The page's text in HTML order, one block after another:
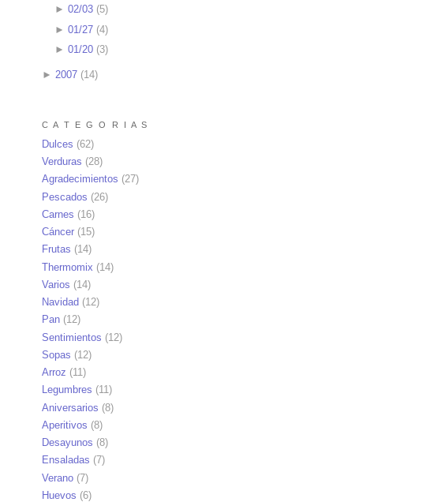
► 02/03(5)
► 01/27(4)
► 01/20(3)
► 2007 (14)
C A T E G O R I A S
Dulces (62)
Verduras (28)
Agradecimientos (27)
Pescados (26)
Carnes (16)
Cáncer (15)
Frutas (14)
Thermomix (14)
Varios (14)
Navidad (12)
Pan (12)
Sentimientos (12)
Sopas (12)
Arroz (11)
Legumbres (11)
Aniversarios (8)
Aperitivos (8)
Desayunos (8)
Ensaladas (7)
Verano (7)
Huevos (6)